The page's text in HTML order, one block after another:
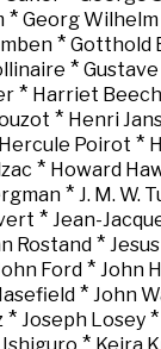
* Georg
* Gotthold
*
* Harriet
* Henri
Hercule Poirot *
* Howard
* J. M. W.
* Jean-
Rostand * Jesus
Ford * John
* John
* Joseph Losey*